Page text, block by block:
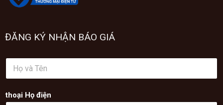
ĐĂNG KÝ NHẬN BÁO GIÁ
H
v
à
T
thoại Họ điện